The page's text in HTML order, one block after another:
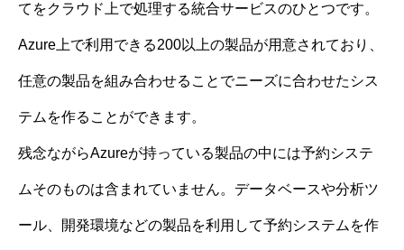
てをクラウド上で処理する統合サービスのひとつです。
Azure上で利用できる200以上の製品が用意されており、
任意の製品を組み合わせることでニーズに合わせたシス
テムを作ることができます。
残念ながらAzureが持っている製品の中には予約システ
ムそのものは含まれていません。データベースや分析ツ
ール、開発環境などの製品を利用して予約システムを作